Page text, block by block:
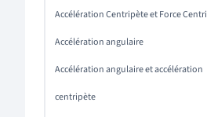
Accélération Centripète et Force
Accélération angulaire
Accélération angulaire et accélération
centripète